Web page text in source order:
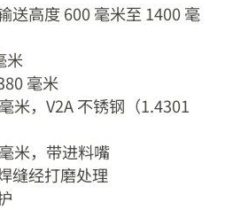
送高度 600 毫米至 1400 毫
米
毫米
米，V2A 不锈钢（1.4301
米，带进料嘴
缝经打磨处理